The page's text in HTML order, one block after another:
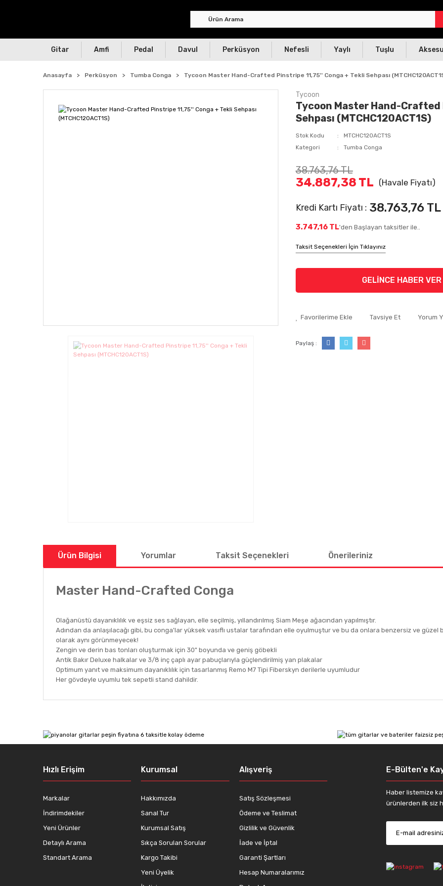
Gitar Amfi Pedal Davul Perküsyon Nefesli Yaylı Tuşlu
Anasayfa Perküsyon Tumba Conga Tycoon Master Hand-Crafted Pinstripe 11,75'' Conga + Tekli Sehpası
Tycoon
Tycoon Master Hand-Crafted
Sehpası (MTCHC120ACT1S)
Stok Kodu
MTCHC120ACT1S
Kategori
Tumba Conga
38.763,76 TL
34.887,38 TL (Havale Fiyatı)
Kredi Kartı Fiyatı : 38.763,76 TL
3.747,16 TL'den Başlayan taksitler ile..
Taksit Seçenekleri İçin Tıklayınız
GELİNCE HABER VER
Tavsiye Et Yorum
Paylaş :
Ürün Bilgisi Yorumlar Taksit Seçenekleri Önerileriniz
Master Hand-Crafted Conga
Olağanüstü dayanıklılık ve eşsiz ses sağlayan, elle seçilmiş, yıllandırılmış Siam Meşe ağacından yapılmıştır.
Adından da anlaşılacağı gibi, bu conga'lar yüksek vasıflı ustalar tarafından elle oyulmuştur ve bu da onlara benzersiz ve güzel
olarak aynı görünmeyecek!
Zengin ve derin bas tonları oluşturmak için 30" boyunda ve geniş göbekli
Antik Bakır Deluxe halkalar ve 3/8 inç çaplı ayar pabuçlarıyla güçlendirilmiş yan plakalar
Optimum yanıt ve maksimum dayanıklılık için tasarlanmış Remo M7 Tipi Fiberskyn derilerle uyumludur
Her gövdeyle uyumlu tek sepetli stand dahildir.
Yorum Yaz
Görüş ve önerileriniz için teşekkür ederiz.
Ürün açıklamasında eksik bilgiler bulunuyor.
Ürün fiyatı diğer sitelerden daha pahalı.
Hızlı Erişim
Markalar
İndirimdekiler
Yeni Ürünler
Detaylı Arama
Standart Arama
Kurumsal
Hakkımızda
Sanal Tur
Kurumsal Satış
Sıkça Sorulan Sorular
Kargo Takibi
Yeni Üyelik
Alışveriş
Satış Sözleşmesi
Ödeme ve Teslimat
Gizlilik ve Güvenlik
İade ve İptal
Garanti Şartları
Hesap Numaralarımız
E-Bülten'e
Haber listemize
ürünlerden ilk siz